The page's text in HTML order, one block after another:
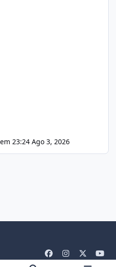
23:24 Ago 3, 2026
a
n
o